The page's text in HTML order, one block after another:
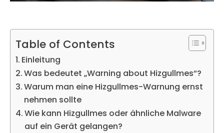
Table of Contents
Einleitung
Was bedeutet „Warning about Hizgullmes“?
Warum man eine Hizgullmes-Warnung ernst
nehmen sollte
Wie kann Hizgullmes oder ähnliche Malware
auf ein Gerät gelangen?